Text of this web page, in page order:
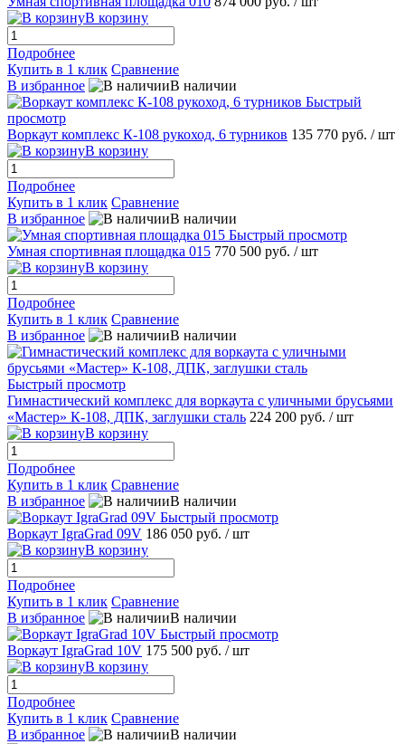
В корзину
Подробнее
Купить в 1 клик Сравнение
В избранное
В наличии
Быстрый
просмотр
Воркаут комплекс К-108 рукоход, 6 турников 135 770 руб. / шт
В корзину
Подробнее
Купить в 1 клик Сравнение
В избранное
В наличии
Быстрый просмотр
Умная спортивная площадка 015 770 500 руб. / шт
В корзину
Подробнее
Купить в 1 клик Сравнение
В избранное
В наличии
Быстрый просмотр
Гимнастический комплекс для воркаута с уличными брусьями
«Мастер» К-108, ДПК, заглушки сталь 224 200 руб. / шт
В корзину
Подробнее
Купить в 1 клик Сравнение
В избранное
В наличии
Быстрый просмотр
Воркаут IgraGrad 09V 186 050 руб. / шт
В корзину
Подробнее
Купить в 1 клик Сравнение
В избранное
В наличии
Быстрый просмотр
Воркаут IgraGrad 10V 175 500 руб. / шт
В корзину
Подробнее
Купить в 1 клик Сравнение
В избранное
В наличии